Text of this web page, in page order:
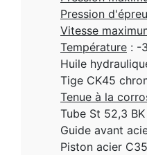
Pression
Vitesse
Température : -
Huile
Tige CK45
Tenue à la
Tube St 52,3
Guide avant
Piston acier